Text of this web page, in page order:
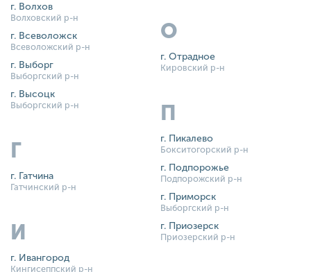
г. Волхов
Волховский р-н
г. Всеволожск
Всеволожский р-н
г. Выборг
Выборгский р-н
г. Высоцк
Выборгский р-н
Г
г. Гатчина
Гатчинский р-н
И
г. Ивангород
Кингисеппский р-н
О
г. Отрадное
Кировский р-н
П
г. Пикалево
Бокситогорский р-н
г. Подпорожье
Подпорожский р-н
г. Приморск
Выборгский р-н
г. Приозерск
Приозерский р-н